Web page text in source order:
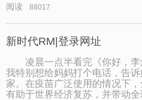
阅读 88017
新时代RM|登录网址
凌晨一点半看完《你好，李
我特别想给妈妈打个电话，告
家。在疫苗广泛使用的情况下
有助于世界经济复苏，并带动全